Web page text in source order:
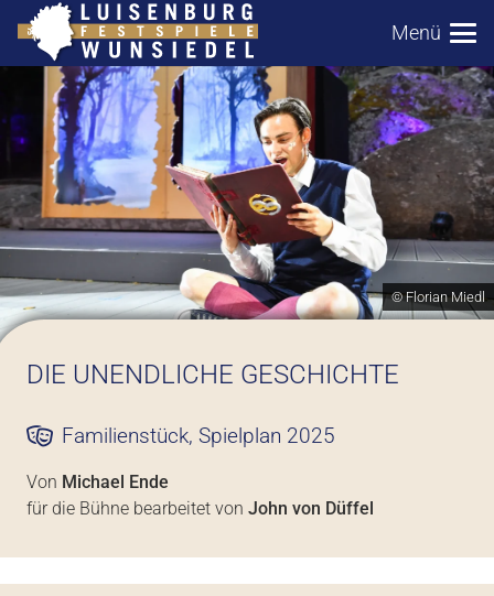
Menü
© Florian Miedl
DIE UNENDLICHE GESCHICHTE
Familienstück, Spielplan 2025
Von Michael Ende
für die Bühne bearbeitet von John von Düffel